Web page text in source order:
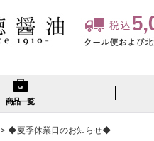
商品一覧
> ◆夏季休業日のお知らせ◆